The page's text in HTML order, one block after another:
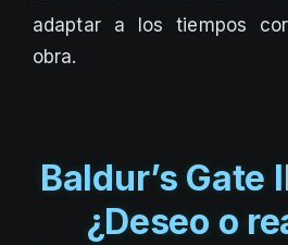
adaptar a los tiempos
obra.
Baldur’s Gate
¿Deseo o